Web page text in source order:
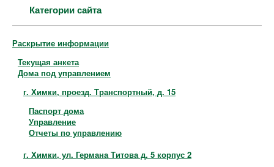
Платные услуги
Фотогалерея
Вопрос-Ответ
Категории сайта
Раскрытие информации
Текущая анкета
Дома под управлением
г. Химки, проезд. Транспортный, д. 15
Паспорт дома
Управление
Отчеты по управлению
г. Химки, ул. Германа Титова д. 5 корпус 2